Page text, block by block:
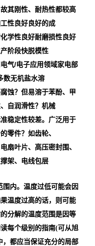
其刚性、耐热性都较高
性良好良好的成
学性良好耐磨损性良好
阶段快脱模性
气/电子应用领域家电部
数无机盐水溶
蚀？但易溶于苯酚、甲
自润滑性？机械
稳定性较差。广泛用于
零件？如齿轮、
扇叶片、高压密封围、
架、电线包层
内。温度过低可能会因
温度过高的话，则可能
分解的温度范围是因等
每个级别的指南(可从旭
，都应当保证充分的局部